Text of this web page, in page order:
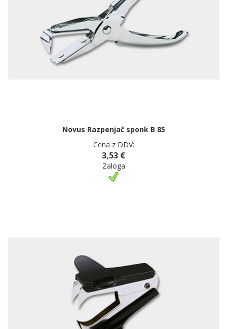
Novus Razpenjač sponk B 85
Cena z DDV:
3,53 €
Zaloga